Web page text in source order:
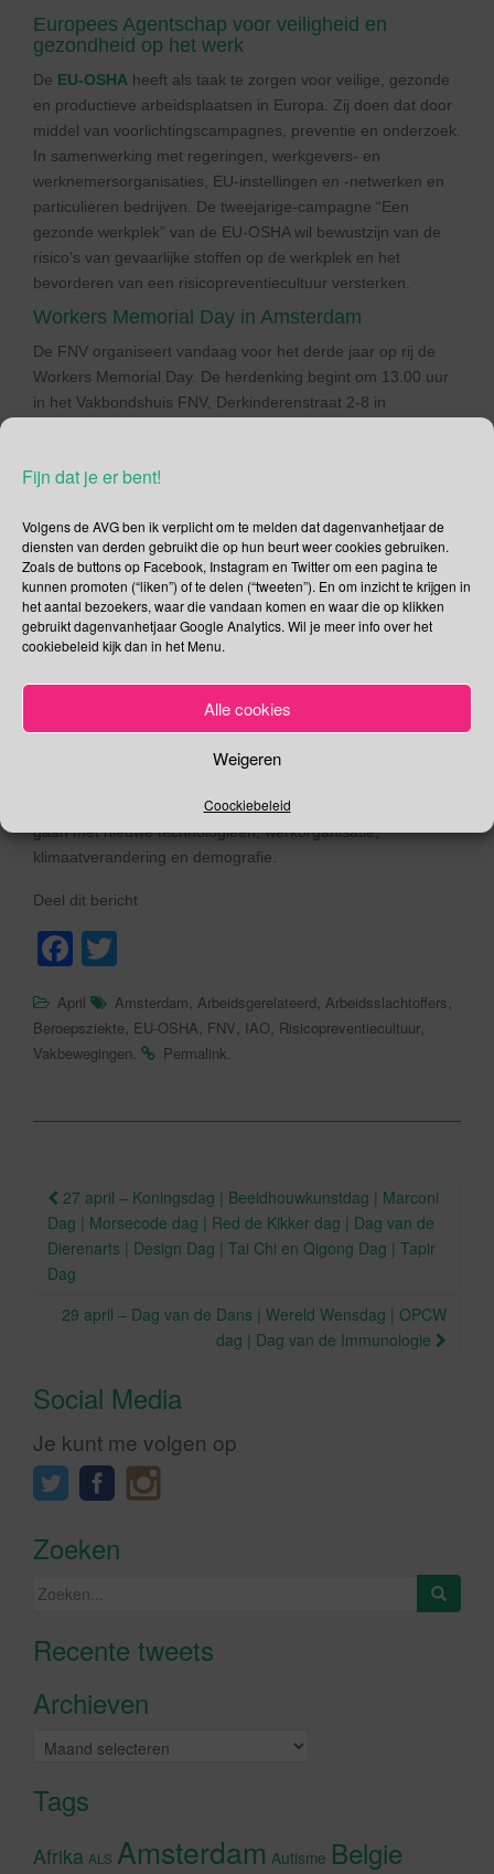
Fijn dat je er bent!
Volgens de AVG ben ik verplicht om te melden dat dagenvanhetjaar de
diensten van derden gebruikt die op hun beurt weer cookies gebruiken.
Zoals de buttons op Facebook, Instagram en Twitter om een pagina te
kunnen promoten (“liken”) of te delen (“tweeten”). En om inzicht te krijgen in
het aantal bezoekers, waar die vandaan komen en waar die op klikken
gebruikt dagenvanhetjaar Google Analytics. Wil je meer info over het
cookiebeleid kijk dan in het Menu.
Alle cookies
Weigeren
Coockiebeleid
Europees Agentschap voor veiligheid en
gezondheid op het werk
De EU-OSHA heeft als taak te zorgen voor veilige, gezonde
en productieve arbeidsplaatsen in Europa. Zij doen dat door
middel van voorlichtingscampagnes, preventie en onderzoek.
In samenwerking met regeringen, werkgevers- en
werknemersorganisaties, EU-instellingen en -netwerken en
particulieren bedrijven. De tweejarige-campagne “Een
gezonde werkplek” van de EU-OSHA wil bewustzijn van de
risico’s van gevaarlijke stoffen op de werkplek en het
bevorderen van een risicopreventiecultuur versterken.
Workers Memorial Day in Amsterdam
De FNV organiseert vandaag voor het derde jaar op rij de
Workers Memorial Day. De herdenking begint om 13.00 uur
in het Vakbondshuis FNV, Derkinderenstraat 2-8 in
het juiste gebruik van gevaarlijke stoffen en de beveiliging
Werelddag voor Veiligheid en
Gezondheid op het Werk
Ter gelegenheid van het honderdjarig bestaan van de
Internationale Arbeidsorganisatie
de balans op maken van deze 100 jaar in preventie van
arbeidsongevallen en beroepsziekten. Deze dag is tevens de
eerste dag van een heel jaar aan evenementen en
toekomst van werk in het licht van de evoluties die gepaard
gaan met nieuwe technologieën, werkorganisatie,
klimaatverandering en demografie.
Deel dit bericht
F
c
e
o
k
tt
er
April Amsterdam, Arbeidsgerelateerd, Arbeidsslachtoffers,
Beroepsziekte, EU-OSHA, FNV, IAO, Risicopreventiecultuur,
Vakbewegingen. Permalink.
Berichtnavigatie
27 april – Koningsdag | Beeldhouwkunstdag | Marconi
Dag | Morsecode dag | Red de Kikker dag | Dag van de
Dierenarts | Design Dag | Tai Chi en Qigong Dag | Tapir
Dag
29 april – Dag van de Dans | Wereld Wensdag | OPCW
dag | Dag van de Immunologie
Social Media
Je kunt me volgen op
Zoeken
Zoeken
Recente tweetsKlik om marketing cookies te
Archieven
Archieven
Tags
Afrika ALS Amsterdam Autisme Belgie